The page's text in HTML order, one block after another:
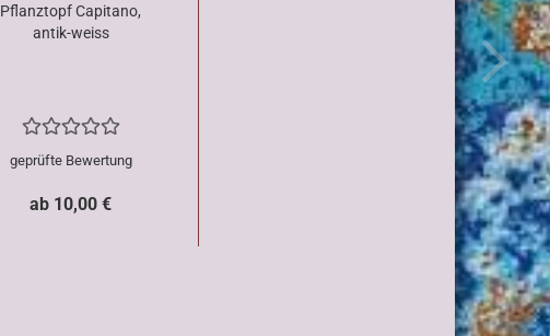
Pflanztopf Capitano,
antik-weiss
geprüfte Bewertung
ab 10,00 €